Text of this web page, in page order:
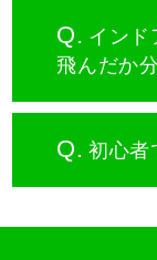
Q. インド
飛んだか
Q. 初心者